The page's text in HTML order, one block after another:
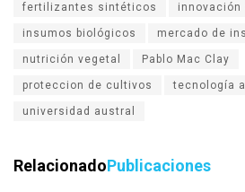
fertilizantes sintéticos innovación
insumos biológicos mercado de
nutrición vegetal Pablo Mac Clay
proteccion de cultivos tecnología
universidad austral
RelacionadoPublicaciones